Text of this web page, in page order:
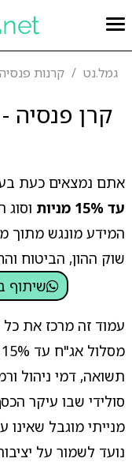
גמל.נט קרנות פנסיה
אתם נמצאים כעת
עד 15% מניות
המידע מונגש מתוך
שוק ההון, הביטוח
שיתוף
עמוד זה מרכז את
תשואה, דמי ניהול
סולידי שבו עיקר
נועד לשמור על